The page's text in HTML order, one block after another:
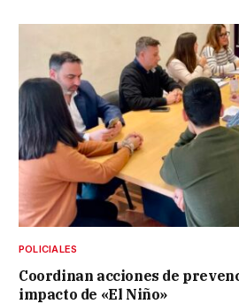
POLICIALES
Coordinan acciones de
impacto de «El Niño»